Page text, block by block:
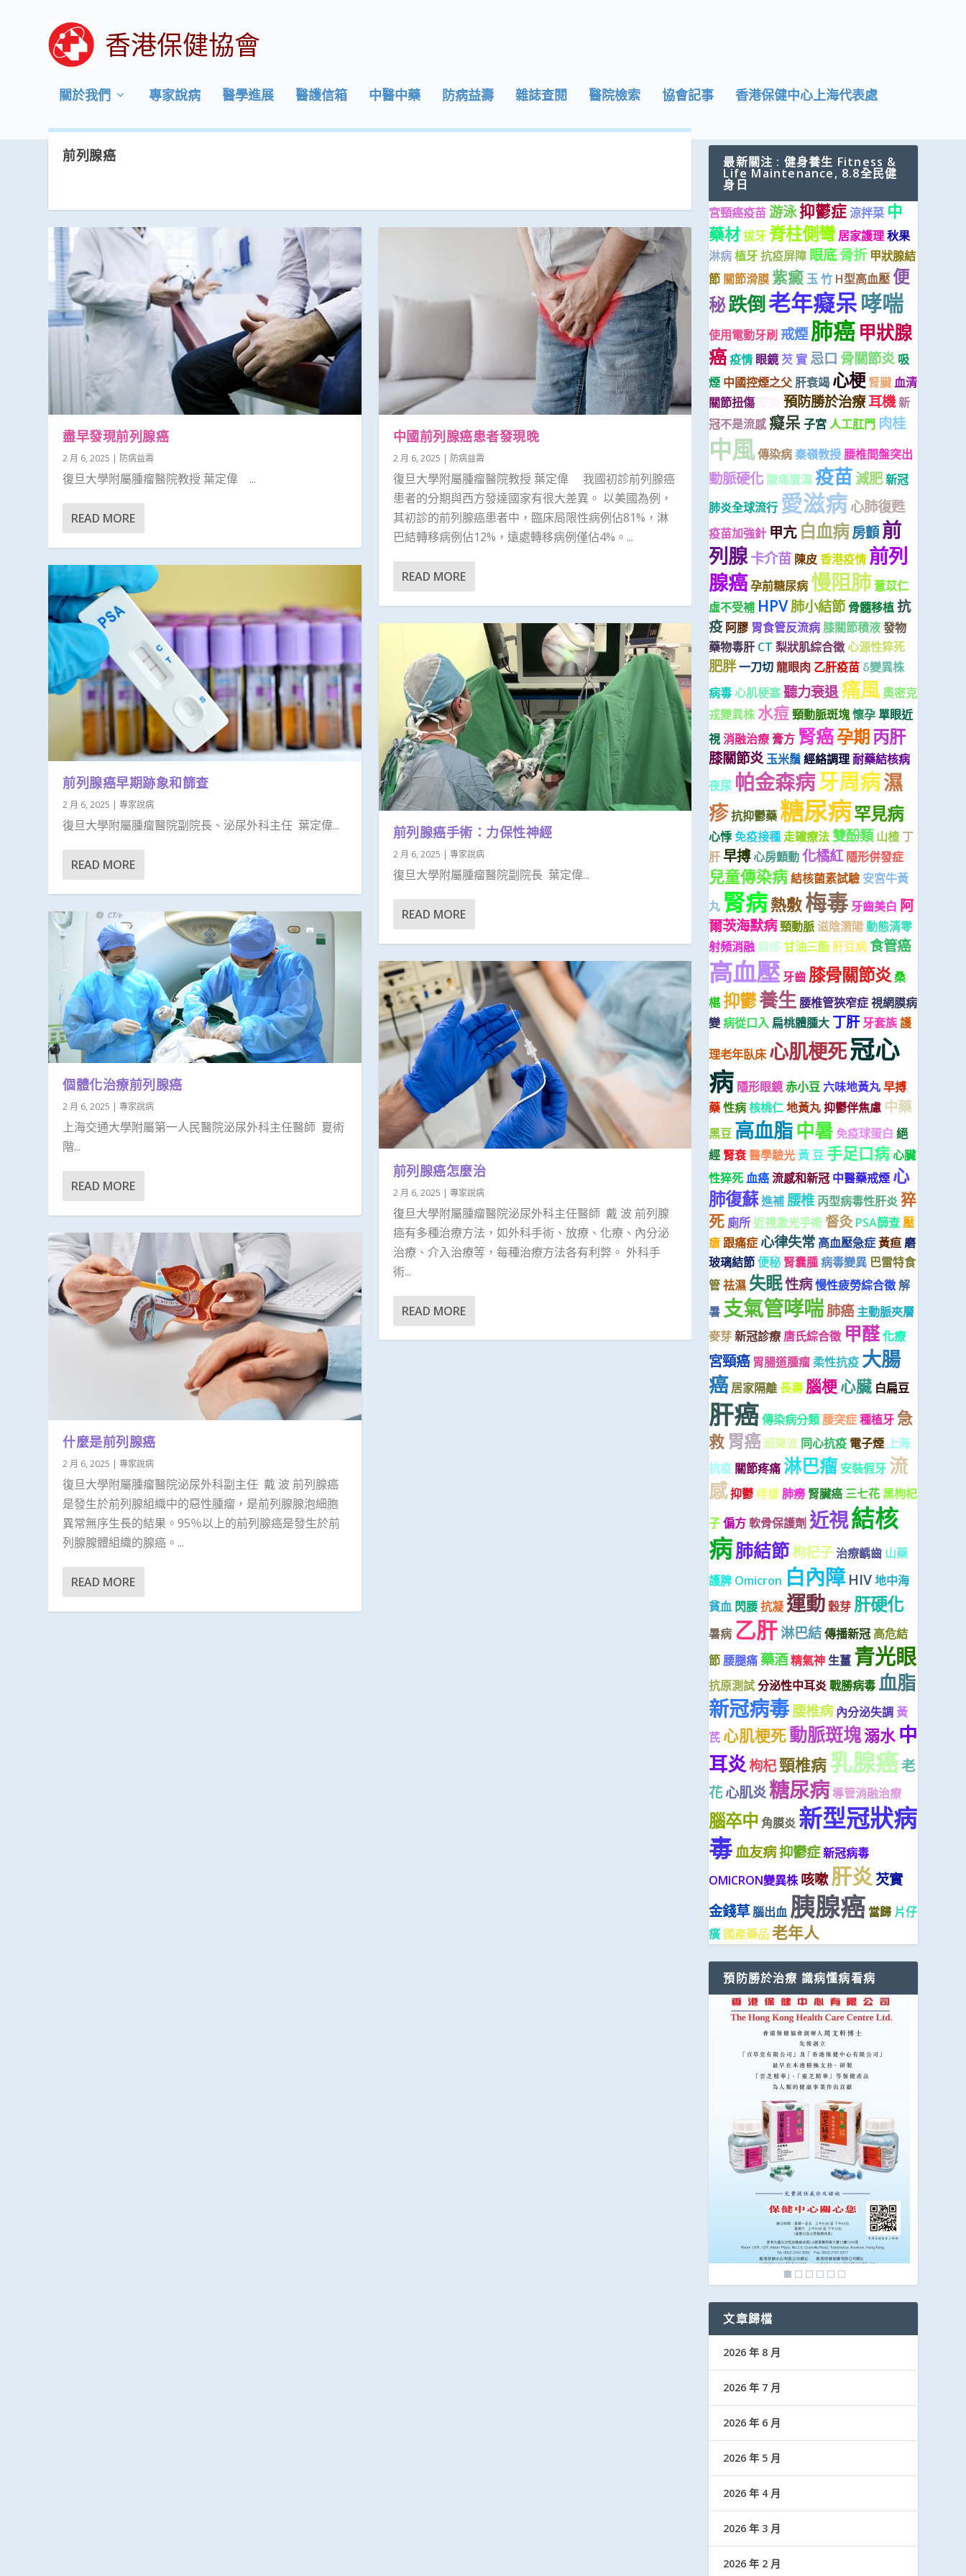
香港保健協會
關於我們 專家說病 醫學進展 醫護信箱 中醫中藥 防病益壽 雜誌查閱 醫院檢索 協會記事 香港保健中心上海代表處
前列腺癌
盡早發現前列腺癌
2 月 6, 2025 | 防病益壽
復旦大學附屬腫瘤醫院教授 葉定偉 ...
READ MORE
前列腺癌早期跡象和篩查
2 月 6, 2025 |專家說病
復旦大學附屬腫瘤醫院副院長、泌尿外科主任 葉定偉...
READ MORE
個體化治療前列腺癌
2 月 6, 2025 |專家說病
上海交通大學附屬第一人民醫院泌尿外科主任醫師 夏術
階...
READ MORE
什麼是前列腺癌
2 月 6, 2025 |專家說病
復旦大學附屬腫瘤醫院泌尿外科副主任 戴 波 前列腺癌
是發生於前列腺組織中的惡性腫瘤，是前列腺腺泡細胞
異常無序生長的結果。95％以上的前列腺癌是發生於前
列腺腺體組織的腺癌。...
READ MORE
中國前列腺癌患者發現晚
2 月 6, 2025 | 防病益壽
復旦大學附屬腫瘤醫院教授 葉定偉 我國初診前列腺癌
患者的分期與西方發達國家有很大差異。 以美國為例，
其初診的前列腺癌患者中，臨床局限性病例佔81%，淋
巴結轉移病例佔12%，遠處轉移病例僅佔4%。...
READ MORE
前列腺癌手術：力保性神經
2 月 6, 2025 | 專家說病
復旦大學附屬腫瘤醫院副院長 葉定偉...
READ MORE
前列腺癌怎麼治
2 月 6, 2025 | 專家說病
復旦大學附屬腫瘤醫院泌尿外科主任醫師 戴 波 前列腺
癌有多種治療方法，如外科手術、放療、化療、內分泌
治療、介入治療等，每種治療方法各有利弊。 外科手
術...
READ MORE
最新關注 : 健身養生 Fitness &
Life Maintenance, 8.8全民健
身日
宮頸癌疫苗游泳抑鬱症涼拌菜 中
藥材拔牙脊柱側彎 居家護理秋果
淋病植牙抗疫屏障 眼底骨折 甲狀腺結
節 關節滑膜 紫癜 玉 竹 H型高血壓 便
秘跌倒老年癡呆哮喘
使用電動牙刷 戒煙肺癌 甲狀腺
癌疫情 眼鏡 芡 實 忌口 骨關節炎 吸
煙 中國控煙之父 肝衰竭 心梗 腎臟血清
關節扭傷
預防勝於治療耳機新
冠不是流感癡呆 子宮人工肛門 肉桂
中風傳染病秦嶺教授 腰椎間盤突出
動脈硬化 腹痛腹瀉 疫苗減肥新冠
肺炎全球流行 愛滋病心肺復甦
疫苗加強針 甲亢 白血病房顫前
列腺卡介苗 陳皮香港疫情 前列
腺癌孕前糖尿病慢阻肺薏苡仁
虛不受補 HPV肺小結節 骨髓移植抗
疫 阿膠 胃食管反流病 膝關節積液發物
藥物毒肝 CT 梨狀肌綜合徵心源性猝死
肥胖一刀切龍眼肉 乙肝疫苗 δ變異株
病毒心肌梗塞聽力衰退痛風 奧密克
戎變異株水痘頸動脈斑塊懷孕 單眼近
視消融治療 膏方 腎癌孕期丙肝
膝關節炎玉米鬚經絡調理耐藥結核病
夜尿 帕金森病牙周病濕
疹抗抑鬱藥 糖尿病罕見病
心悸免疫接種 走罐療法雙酚類 山楂 丁
肝 早搏心房顫動化橘紅 隱形併發症
兒童傳染病結核菌素試驗 安宮牛黃
丸 腎病熱敷梅毒牙齒美白 阿
爾茨海默病頸動脈滋陰潛陽動態清零
射頻消融 麻疹甘油三酯 肝豆病食管癌
高血壓牙齒 膝骨關節炎桑
椹 抑鬱養生 腰椎管狹窄症視網膜病
變病從口入 扁桃體腫大 丁肝牙套族護
理老年臥床 心肌梗死冠心
病 隱形眼鏡赤小豆 六味地黃丸早搏
藥性病核桃仁地黃丸抑鬱伴焦慮 中藥
黑豆 高血脂中暑免疫球蛋白 絕
經 腎衰醫學驗光黃 豆 手足口病心臟
性猝死血癌流感和新冠 中醫藥戒煙 心
肺復蘇進補腰椎 丙型病毒性肝炎猝
死 廁所近視激光手術 督灸 PSA篩查壓
瘡跟痛症心律失常 高血壓急症黃疸磨
玻璃結節便秘 腎囊腫病毒變異 巴雷特食
管祛濕 失眠性病慢性疲勞綜合徵解
暑支氣管哮喘肺癌 主動脈夾層
麥芽新冠診療 唐氏綜合徵 甲醛化療
宮頸癌 胃腸道腫瘤 柔性抗疫 大腸
癌 居家隔離長壽 腦梗心臟 白扁豆
肝癌傳染病分類 腰突症種植牙 急
救 胃癌 超聲波 同心抗疫 電子煙 上海
抗疫 關節疼痛 淋巴瘤 安裝假牙 流
感抑鬱痔瘡肺癆 腎臟癌 三七花黑枸杞
子偏方軟骨保護劑 近視結核
病肺結節枸杞子治療齲齒 山藥
護脾 Omicron 白內障 HIV地中海
貧血 閃腰抗凝運動穀芽 肝硬化
暑病 乙肝淋巴結傳播新冠 高危結
節 腰腿痛藥酒精氣神 生薑 青光眼
抗原測試分泌性中耳炎戰勝病毒 血脂
新冠病毒腰椎病 內分泌失調 黃
芪 心肌梗死動脈斑塊溺水 中
耳炎枸杞頸椎病乳腺癌老
花心肌炎糖尿病 導管消融治療
腦卒中 角膜炎 新型冠狀病
毒血友病抑鬱症新冠病毒
OMICRON變異株 咳嗽肝炎芡實
金錢草腦出血 胰腺癌 當歸 片仔
癀 國產藥品老年人
預防勝於治療 識病懂病看病
文章歸檔
2026 年 8 月
2026 年 7 月
2026 年 6 月
2026 年 5 月
2026 年 4 月
2026 年 3 月
2026 年 2 月